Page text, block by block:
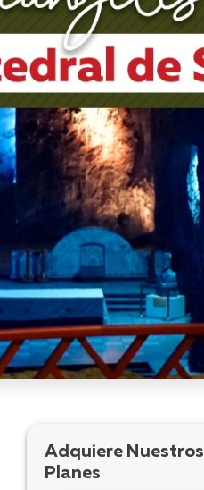
Adquiere Nuestros
Planes